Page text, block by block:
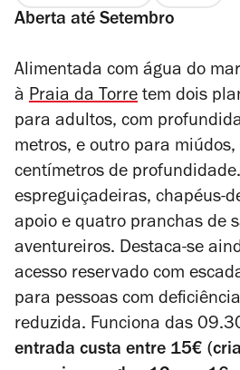
Aberta até Setembro
Alimentada com água do
à Praia da Torre tem dois
para adultos, com
metros, e outro para
centímetros de
espreguiçadeiras, chapéus-
apoio e quatro pranchas de
aventureiros. Destaca-se
acesso reservado com
para pessoas com
reduzida. Funciona das
entrada custa entre 15€